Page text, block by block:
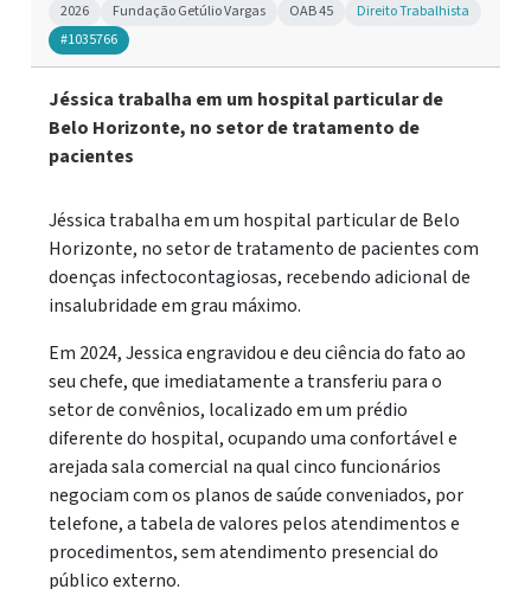
2026 Fundação Getúlio Vargas OAB 45
Direito Trabalhista
#1035766
Jéssica trabalha em um hospital particular de
Belo Horizonte, no setor de tratamento de
pacientes
Jéssica trabalha em um hospital particular de Belo
Horizonte, no setor de tratamento de pacientes com
doenças infectocontagiosas, recebendo adicional de
insalubridade em grau máximo.
Em 2024, Jessica engravidou e deu ciência do fato ao
seu chefe, que imediatamente a transferiu para o
setor de convênios, localizado em um prédio
diferente do hospital, ocupando uma confortável e
arejada sala comercial na qual cinco funcionários
negociam com os planos de saúde conveniados, por
telefone, a tabela de valores pelos atendimentos e
procedimentos, sem atendimento presencial do
público externo.